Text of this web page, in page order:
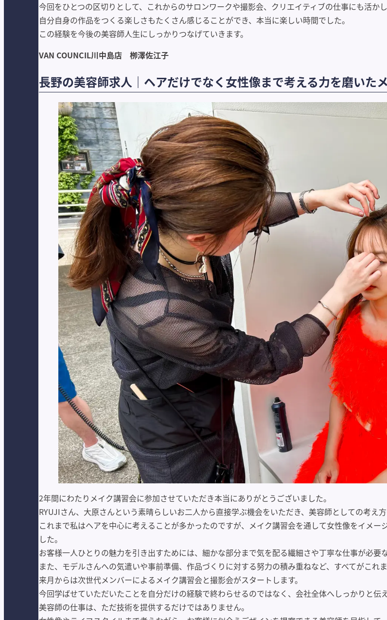
今回をひとつの区切りとして、これからのサロンワークや撮影会、クリエイティブの仕事にも活か
自分自身の作品をつくる楽しさもたくさん感じることができ、本当に楽しい時間でした。
この経験を今後の美容師人生にしっかりつなげていきます。
VAN COUNCIL川中島店 栁澤佐江子
長野の美容師求人｜ヘアだけでなく女性像まで考える力を磨いた
2年間にわたりメイク講習会に参加させていただき本当にありがとうございました。
RYUJIさん、大原さんという素晴らしいお二人から直接学ぶ機会をいただき、美容師としての考え
これまで私はヘアを中心に考えることが多かったのですが、メイク講習会を通して女性像をイメ
した。
お客様一人ひとりの魅力を引き出すためには、細かな部分まで気を配る繊細さや丁寧な仕事が必要
また、モデルさんへの気遣いや事前準備、作品づくりに対する努力の積み重ねなど、すべてがこれ
来月からは次世代メンバーによるメイク講習会と撮影会がスタートします。
今回学ばせていただいたことを自分だけの経験で終わらせるのではなく、会社全体へしっかりと伝
美容師の仕事は、ただ技術を提供するだけではありません。